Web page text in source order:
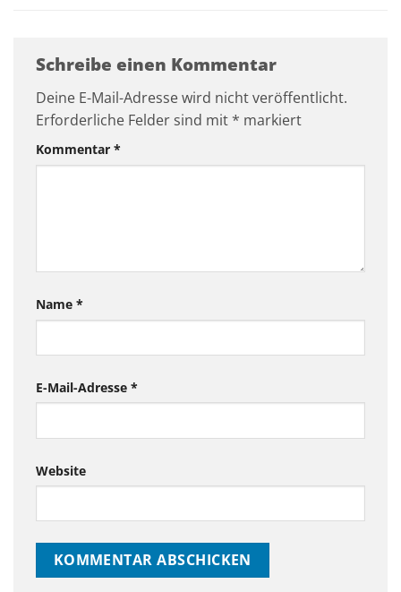
Schreibe einen Kommentar
Deine E-Mail-Adresse wird nicht veröffentlicht.
Erforderliche Felder sind mit * markiert
Kommentar *
Name *
E-Mail-Adresse *
Website